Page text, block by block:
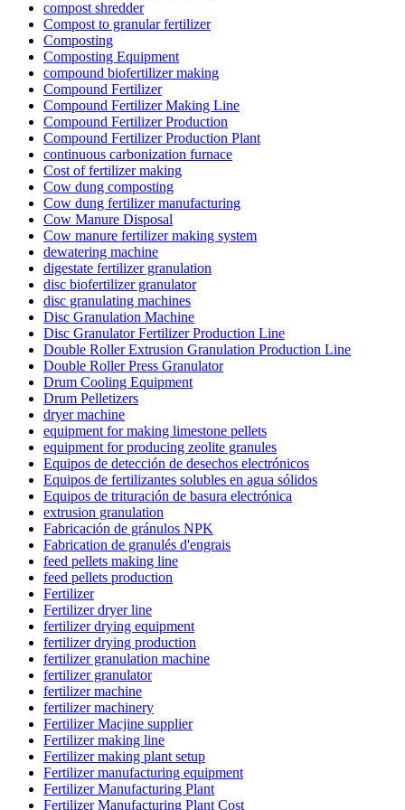
compost shredder
Compost to granular fertilizer
Composting
Composting Equipment
compound biofertilizer making
Compound Fertilizer
Compound Fertilizer Making Line
Compound Fertilizer Production
Compound Fertilizer Production Plant
continuous carbonization furnace
Cost of fertilizer making
Cow dung composting
Cow dung fertilizer manufacturing
Cow Manure Disposal
Cow manure fertilizer making system
dewatering machine
digestate fertilizer granulation
disc biofertilizer granulator
disc granulating machines
Disc Granulation Machine
Disc Granulator Fertilizer Production Line
Double Roller Extrusion Granulation Production Line
Double Roller Press Granulator
Drum Cooling Equipment
Drum Pelletizers
dryer machine
equipment for making limestone pellets
equipment for producing zeolite granules
Equipos de detección de desechos electrónicos
Equipos de fertilizantes solubles en agua sólidos
Equipos de trituración de basura electrónica
extrusion granulation
Fabricación de gránulos NPK
Fabrication de granulés d'engrais
feed pellets making line
feed pellets production
Fertilizer
Fertilizer dryer line
fertilizer drying equipment
fertilizer drying production
fertilizer granulation machine
fertilizer granulator
fertilizer machine
fertilizer machinery
Fertilizer Macjine supplier
Fertilizer making line
Fertilizer making plant setup
Fertilizer manufacturing equipment
Fertilizer Manufacturing Plant
Fertilizer Manufacturing Plant Cost